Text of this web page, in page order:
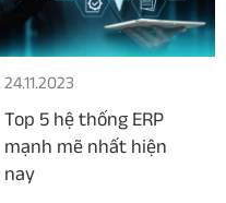
24.11.2023
Top 5 hệ thống ERP
mạnh mẽ nhất hiện
nay